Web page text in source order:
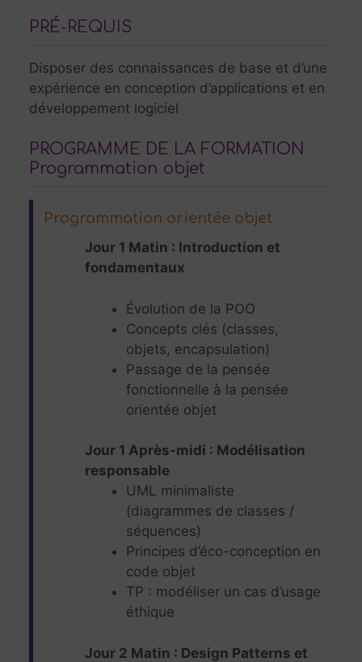
PRÉ-REQUIS
Disposer des connaissances de base et d’une
expérience en conception d’applications et en
développement logiciel
PROGRAMME DE LA FORMATION
Programmation objet
Programmation orientée objet
Jour 1 Matin : Introduction et
fondamentaux
Évolution de la POO
Concepts clés (classes,
objets, encapsulation)
Passage de la pensée
fonctionnelle à la pensée
orientée objet
Jour 1 Après-midi : Modélisation
responsable
UML minimaliste
(diagrammes de classes /
séquences)
Principes d’éco-conception en
code objet
TP : modéliser un cas d’usage
éthique
Jour 2 Matin : Design Patterns et